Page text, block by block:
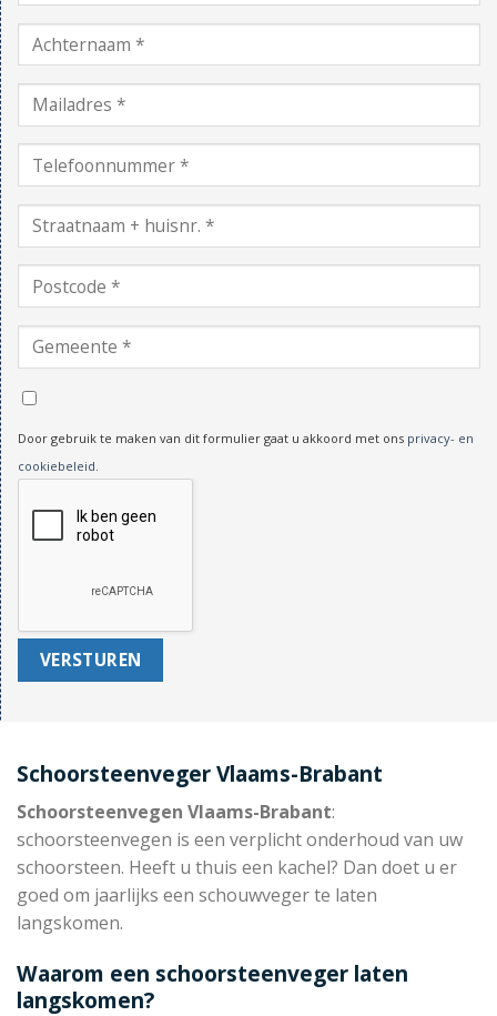
Door gebruik te maken van dit formulier gaat u akkoord met ons privacy- en
cookiebeleid.
Schoorsteenveger Vlaams-Brabant
Schoorsteenvegen Vlaams-Brabant:
schoorsteenvegen is een verplicht onderhoud van uw
schoorsteen. Heeft u thuis een kachel? Dan doet u er
goed om jaarlijks een schouwveger te laten
langskomen.
Waarom een schoorsteenveger laten
langskomen?